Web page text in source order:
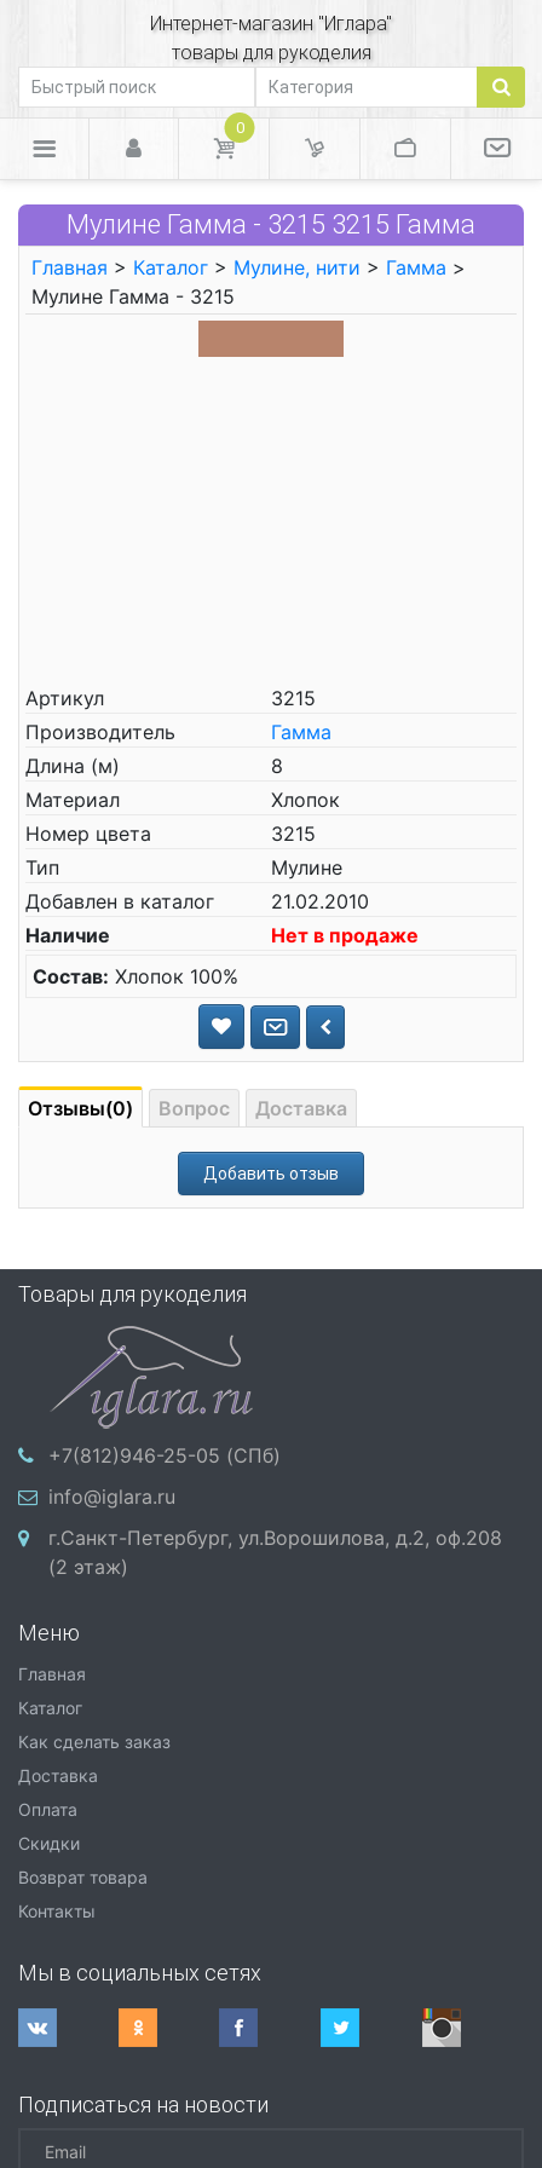
Интернет-магазин "Иглара"
товары для рукоделия
0
Мулине Гамма - 3215 3215 Гамма
Главная > Каталог > Мулине, нити > Гамма >
Мулине Гамма - 3215
Артикул
3215
Производитель
Гамма
Длина (м)
8
Материал
Хлопок
Номер цвета
3215
Тип
Мулине
Добавлен в каталог
21.02.2010
Наличие
Нет в продаже
Состав: Хлопок 100%
Отзывы(0) Вопрос Доставка
Добавить отзыв
Товары для рукоделия
+7(812)946-25-05 (СПб)
info@iglara.ru
г.Санкт-Петербург, ул.Ворошилова, д.2, оф.208
(2 этаж)
Меню
Главная
Каталог
Как сделать заказ
Доставка
Оплата
Скидки
Возврат товара
Контакты
Мы в социальных сетях
Подписаться на новости